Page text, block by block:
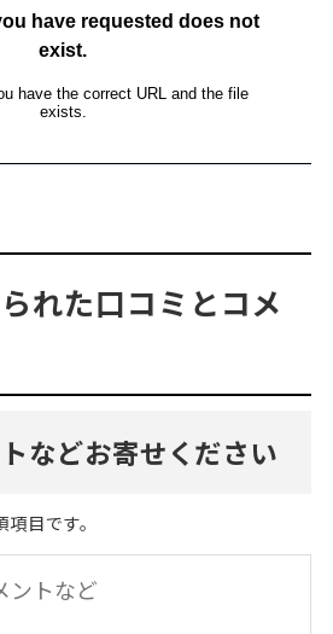
れた口コミとコメ
などお寄せください
目です。